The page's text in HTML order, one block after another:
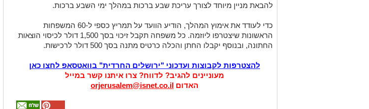
להבאת מניין מיוחד לצורך עריכת שבע ברכות במהלך ימי השבע ברכות.
כדי לעודד את אימוץ המהלך, הודיע הוועד על תמריץ כספי ל-60 המשפחות
הראשונות שיצטרפו ליוזמה. כל משפחה תקבל זיכוי בסך 1,500 דולר לכיסוי הוצאות
החתונה, ובנוסף יקבלו החתן והכלה כרטיס מתנה בסך 500 דולר לרכישות.
להצטרפות לקבוצות ועדכוני "ירושלים החרדית" בוואטסאפ לחצו כאן
מעוניינים להגיב? לדווח? צרו איתנו קשר במייל
האדום orjerusalem@isnet.co.il